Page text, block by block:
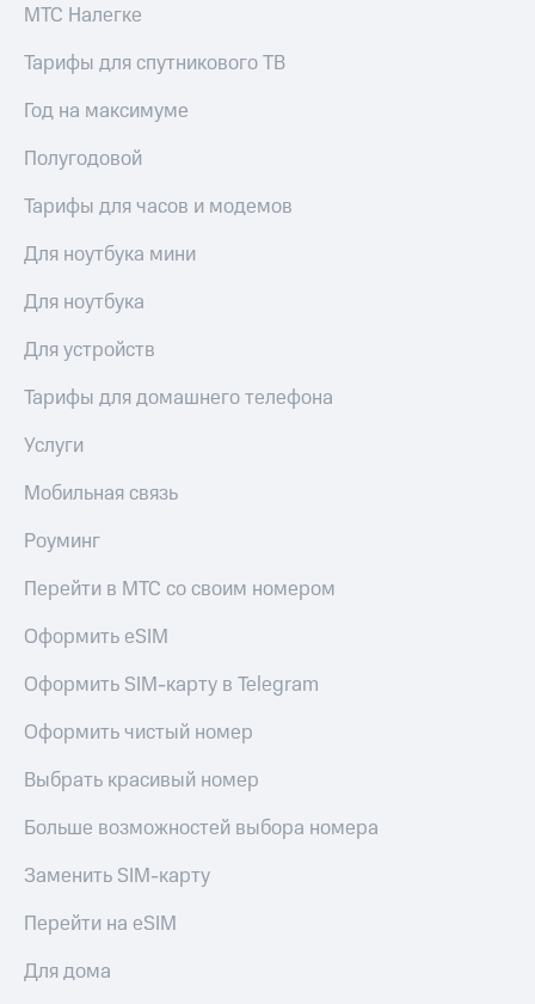
МТС Налегке
Тарифы для спутникового ТВ
Год на максимуме
Полугодовой
Тарифы для часов и модемов
Для ноутбука мини
Для ноутбука
Для устройств
Тарифы для домашнего телефона
Услуги
Мобильная связь
Роуминг
Перейти в МТС со своим номером
Оформить eSIM
Оформить SIM-карту в Telegram
Оформить чистый номер
Выбрать красивый номер
Больше возможностей выбора номера
Заменить SIM-карту
Перейти на eSIM
Для дома